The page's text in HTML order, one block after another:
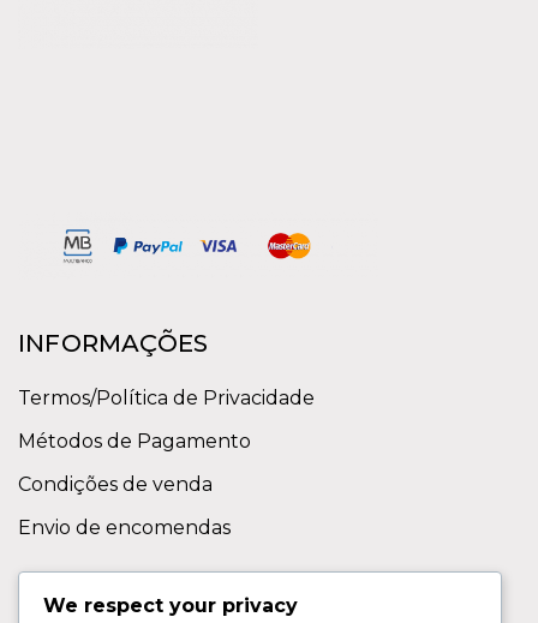
INFORMAÇÕES
Termos/Política de Privacidade
Métodos de Pagamento
Condições de venda
Envio de encomendas
We respect your privacy